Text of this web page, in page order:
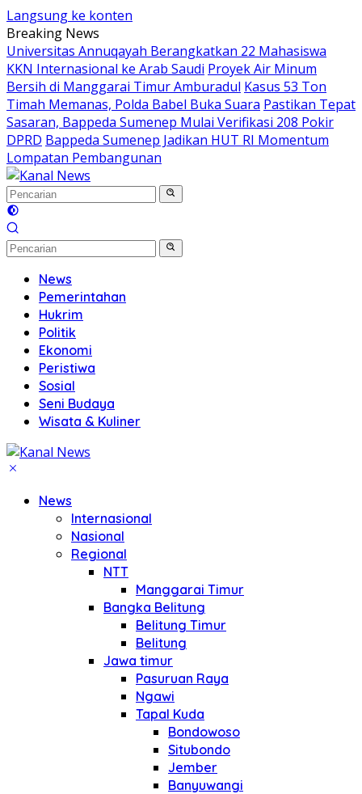
Langsung ke konten
Breaking News
Universitas Annuqayah Berangkatkan 22 Mahasiswa
KKN Internasional ke Arab Saudi Proyek Air Minum
Bersih di Manggarai Timur Amburadul Kasus 53 Ton
Timah Memanas, Polda Babel Buka Suara Pastikan Tepat
Sasaran, Bappeda Sumenep Mulai Verifikasi 208 Pokir
DPRD Bappeda Sumenep Jadikan HUT RI Momentum
Lompatan Pembangunan
News
Pemerintahan
Hukrim
Politik
Ekonomi
Peristiwa
Sosial
Seni Budaya
Wisata & Kuliner
News
Internasional
Nasional
Regional
NTT
Manggarai Timur
Bangka Belitung
Belitung Timur
Belitung
Jawa timur
Pasuruan Raya
Ngawi
Tapal Kuda
Bondowoso
Situbondo
Jember
Banyuwangi